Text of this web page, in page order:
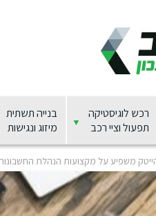
רכש לוגיסטיקה
תפעול וציי רכב
בנייה תשתית
מיזוג ונגישות
משפיע על מקצועות הנהלת